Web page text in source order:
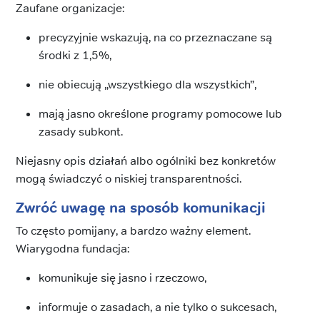
Zaufane organizacje:
precyzyjnie wskazują, na co przeznaczane są
środki z 1,5%,
nie obiecują „wszystkiego dla wszystkich”,
mają jasno określone programy pomocowe lub
zasady subkont.
Niejasny opis działań albo ogólniki bez konkretów
mogą świadczyć o niskiej transparentności.
Zwróć uwagę na sposób komunikacji
To często pomijany, a bardzo ważny element.
Wiarygodna fundacja:
komunikuje się jasno i rzeczowo,
informuje o zasadach, a nie tylko o sukcesach,